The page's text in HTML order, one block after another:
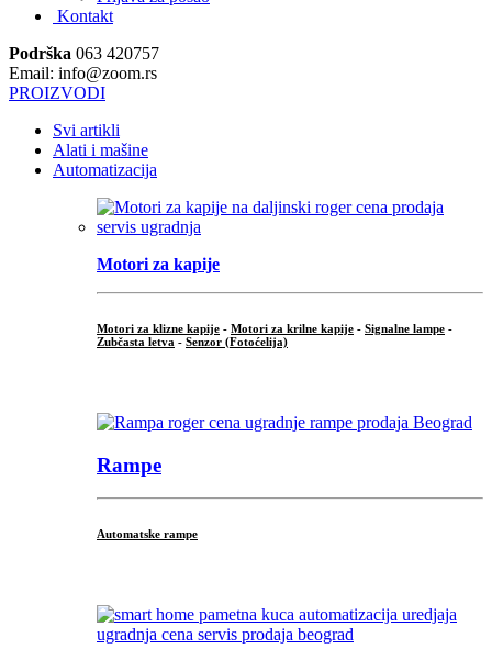
Kontakt
Podrška 063 420757
Email: info@zoom.rs
PROIZVODI
Svi artikli
Alati i mašine
Automatizacija
Motori za kapije
Motori za klizne kapije - Motori za krilne kapije - Signalne lampe -
Zubčasta letva - Senzor (Fotoćelija)
Rampe
Automatske rampe